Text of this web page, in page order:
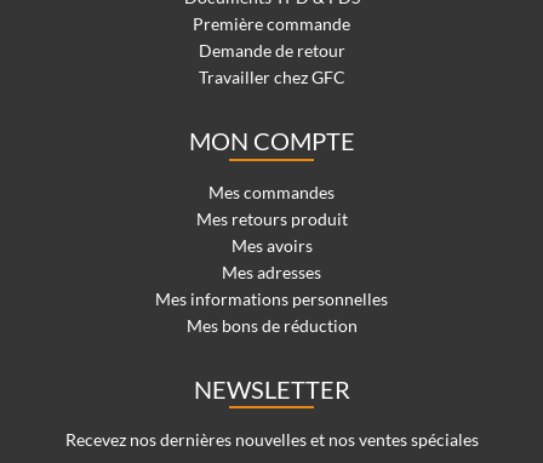
Première commande
Demande de retour
Travailler chez GFC
MON COMPTE
Mes commandes
Mes retours produit
Mes avoirs
Mes adresses
Mes informations personnelles
Mes bons de réduction
NEWSLETTER
Recevez nos dernières nouvelles et nos ventes spéciales